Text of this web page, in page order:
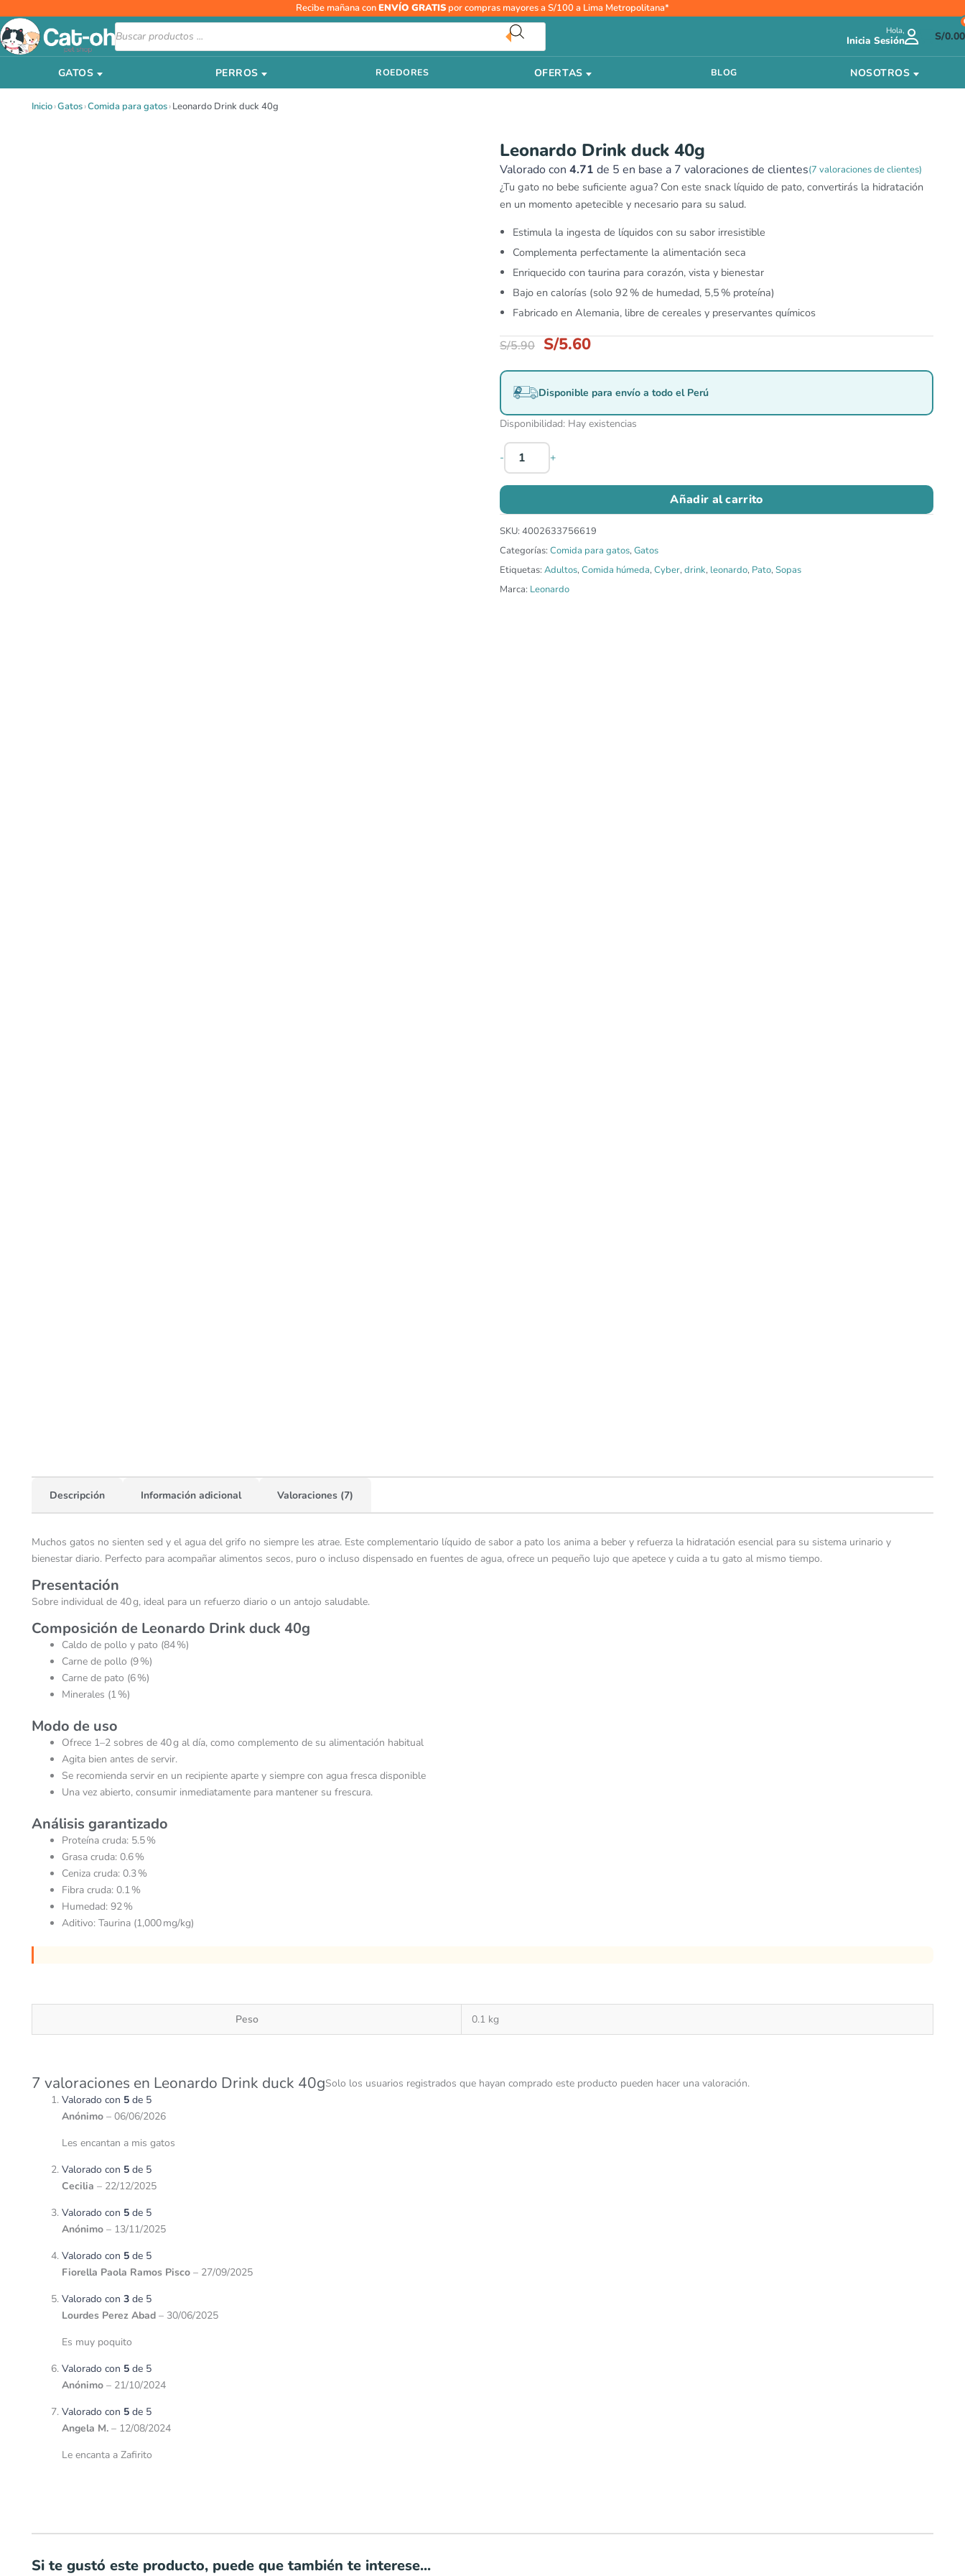
al
contenido
Recibe mañana conENVÍO GRATIS por compras mayores a S/100 a Lima Metropolitana*
Búsqueda
de
productos
Hola,
Inicia Sesión S/0.00
GATOS PERROS ROEDORES OFERTAS BLOG NOSOTROS
Inicio›Gatos›Comida para gatos›Leonardo Drink duck 40g
Leonardo Drink duck 40g
Valorado con 4.71 de 5 en base a 7 valoraciones de clientes(7 valoraciones de clientes)
¿Tu gato no bebe suficiente agua? Con este snack líquido de pato, convertirás la hidratación
en un momento apetecible y necesario para su salud.
Estimula la ingesta de líquidos con su sabor irresistible
Complementa perfectamente la alimentación seca
Enriquecido con taurina para corazón, vista y bienestar
Bajo en calorías (solo 92 % de humedad, 5,5 % proteína)
Fabricado en Alemania, libre de cereales y preservantes químicos
S/5.90
El
precio
era:
S/5.90.
S/5.60
El
precio
es:
S/5.60.
Disponible para envío a todo el Perú
Disponibilidad: Hay existencias
-
Leonardo
Drink
duck
40g
cantidad
+
Añadir al carrito
SKU: 4002633756619
Categorías: Comida para gatos,Gatos
Etiquetas: Adultos,Comida húmeda,Cyber,drink, leonardo, Pato,Sopas
Marca: Leonardo
Descripción Información adicional Valoraciones (7)
Muchos gatos no sienten sed y el agua del grifo no siempre les atrae. Este complementario líquido de sabor a pato los anima a beber y refuerza la hidratación esencial para su sistema urinario y
bienestar diario. Perfecto para acompañar alimentos secos, puro o incluso dispensado en fuentes de agua, ofrece un pequeño lujo que apetece y cuida a tu gato al mismo tiempo.
Presentación
Sobre individual de 40 g, ideal para un refuerzo diario o un antojo saludable.
Composición de Leonardo Drink duck 40g
Caldo de pollo y pato (84 %)
Carne de pollo (9 %)
Carne de pato (6 %)
Minerales (1 %)
Modo de uso
Ofrece 1–2 sobres de 40 g al día, como complemento de su alimentación habitual
Agita bien antes de servir.
Se recomienda servir en un recipiente aparte y siempre con agua fresca disponible
Una vez abierto, consumir inmediatamente para mantener su frescura.
Análisis garantizado
Proteína cruda: 5.5 %
Grasa cruda: 0.6 %
Ceniza cruda: 0.3 %
Fibra cruda: 0.1 %
Humedad: 92 %
Aditivo: Taurina (1,000 mg/kg)
Peso 0.1 kg
7 valoraciones en Leonardo Drink duck 40g
Valorado con 5 de 5
Anónimo – 06/06/2026
Les encantan a mis gatos
Valorado con 5 de 5
Cecilia – 22/12/2025
Valorado con 5 de 5
Anónimo – 13/11/2025
Valorado con 5 de 5
Fiorella Paola Ramos Pisco – 27/09/2025
Valorado con 3 de 5
Lourdes Perez Abad – 30/06/2025
Es muy poquito
Valorado con 5 de 5
Anónimo – 21/10/2024
Valorado con 5 de 5
Angela M. – 12/08/2024
Le encanta a Zafirito
Solo los usuarios registrados que hayan comprado este producto pueden hacer una valoración.
Si te gustó este producto, puede que también te interese...